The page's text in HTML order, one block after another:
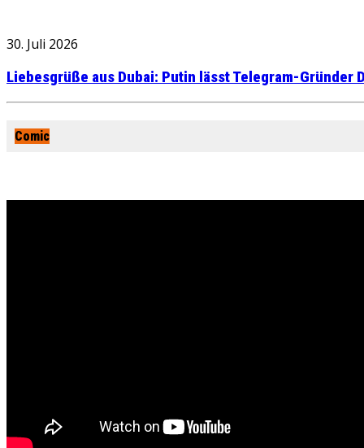
30. Juli 2026
Liebesgrüße aus Dubai: Putin lässt Telegram-Gründer
Comic